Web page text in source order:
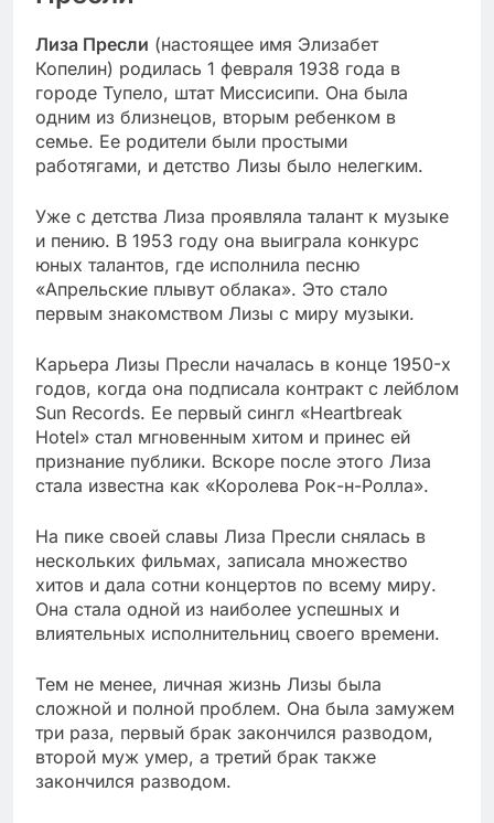
Лиза Пресли (настоящее имя Элизабет
Копелин) родилась 1 февраля 1938 года в
городе Тупело, штат Миссисипи. Она была
одним из близнецов, вторым ребенком в
семье. Ее родители были простыми
работягами, и детство Лизы было нелегким.
Уже с детства Лиза проявляла талант к музыке
и пению. В 1953 году она выиграла конкурс
юных талантов, где исполнила песню
«Апрельские плывут облака». Это стало
первым знакомством Лизы с миру музыки.
Карьера Лизы Пресли началась в конце 1950-х
годов, когда она подписала контракт с лейблом
Sun Records. Ее первый сингл «Heartbreak
Hotel» стал мгновенным хитом и принес ей
признание публики. Вскоре после этого Лиза
стала известна как «Королева Рок-н-Ролла».
На пике своей славы Лиза Пресли снялась в
нескольких фильмах, записала множество
хитов и дала сотни концертов по всему миру.
Она стала одной из наиболее успешных и
влиятельных исполнительниц своего времени.
Тем не менее, личная жизнь Лизы была
сложной и полной проблем. Она была замужем
три раза, первый брак закончился разводом,
второй муж умер, а третий брак также
закончился разводом.